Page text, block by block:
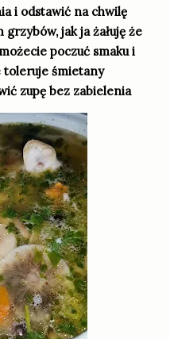
i odstawić na chwilę
grzybów, jak ja żałuję że
poczuć smaku i
toleruje śmietany
zupę bez zabielenia